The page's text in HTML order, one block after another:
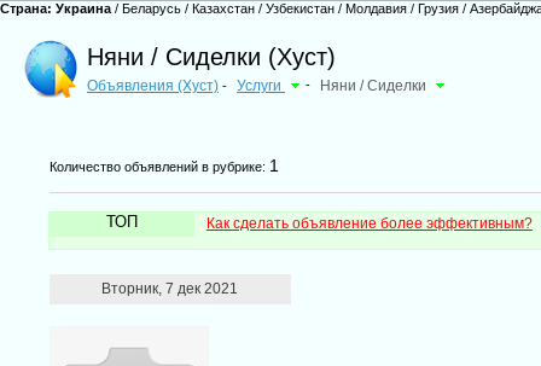
Страна: Украина / Беларусь / Казахстан / Узбекистан / Молдавия / Грузия /
Няни / Cиделки (Хуст)
Объявления (Хуст) - Услуги - Няни / Cиделки
Количество объявлений в рубрике: 1
ТОП Как сделать объявление более эффективным?
Вторник, 7 дек 2021